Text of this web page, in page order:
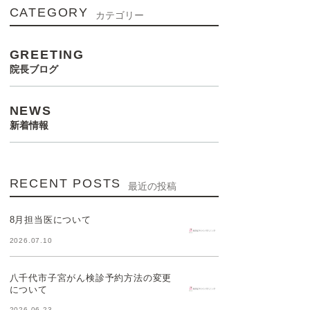
CATEGORY カテゴリー
GREETING
院長ブログ
NEWS
新着情報
RECENT POSTS 最近の投稿
8月担当医について
2026.07.10
八千代市子宮がん検診予約方法の変更
について